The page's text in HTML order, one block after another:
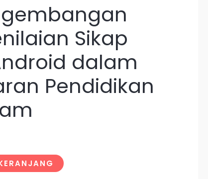
Sikap
dalam
Pendidikan